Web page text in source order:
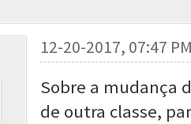
12-20-2017, 07:47
Sobre a mudança
de outra classe,